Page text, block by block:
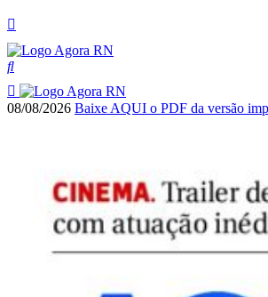
08/08/2026 Baixe AQUI o PDF da versão